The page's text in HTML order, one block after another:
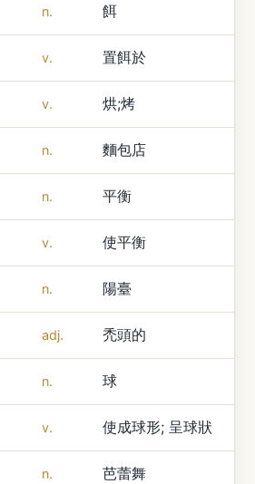
n. 餌
v. 置餌於
v. 烘;烤
n. 麵包店
n. 平衡
v. 使平衡
n. 陽臺
adj. 禿頭的
n. 球
v. 使成球形; 呈球狀
n. 芭蕾舞